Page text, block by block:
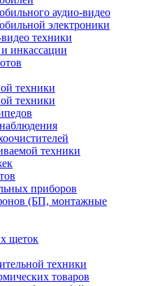
аудио-видео
электроники
техники
инкассации
техники
техники
техники
приборов
(БП, монтажные
щеток
техники
товаров